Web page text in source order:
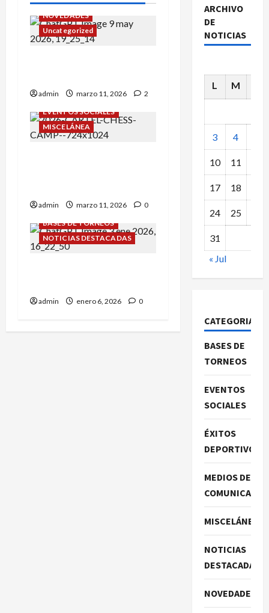
NOVEDADES
Uncategorized
admin marzo 11, 2026 2
BASES DE TORNEOS
EVENTOS SOCIALES
MISCELÁNEA
admin marzo 11, 2026
0
BASES DE TORNEOS
NOTICIAS DESTACADAS
admin enero 6, 2026 0
ARCHIVO
DE
NOTICIAS
L M
3 4
10 11
17 18
24 25
31
« Jul
CATEGORIAS
BASES DE
TORNEOS
EVENTOS
SOCIALES
ÉXITOS
DEPORTIVOS
MEDIOS DE
MISCELÁNEA
NOTICIAS
DESTACADAS
NOVEDADES